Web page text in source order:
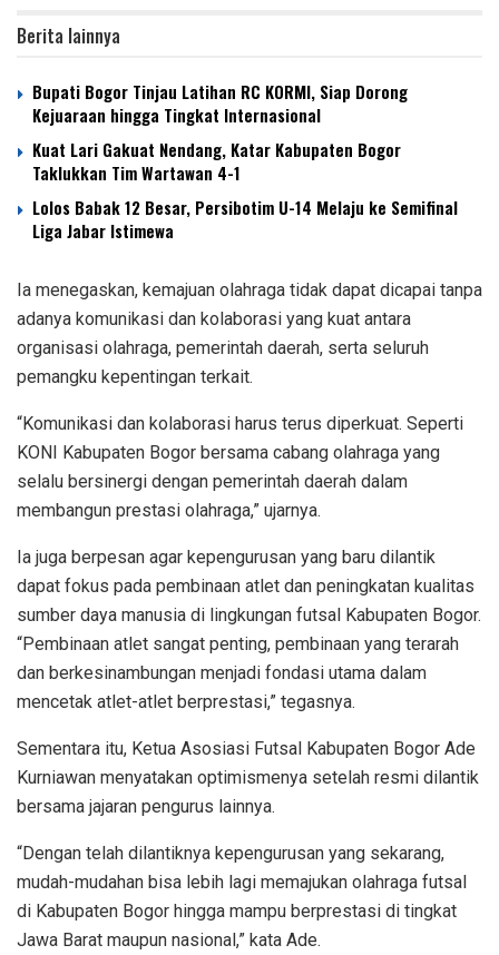
Berita lainnya
‎Bupati Bogor Tinjau Latihan RC KORMI, Siap Dorong
Kejuaraan hingga Tingkat Internasional
‎Kuat Lari Gakuat Nendang, Katar Kabupaten Bogor
Taklukkan Tim Wartawan 4-1
Lolos Babak 12 Besar, Persibotim U-14 Melaju ke Semifinal
Liga Jabar Istimewa
Ia menegaskan, kemajuan olahraga tidak dapat dicapai tanpa
adanya komunikasi dan kolaborasi yang kuat antara
organisasi olahraga, pemerintah daerah, serta seluruh
pemangku kepentingan terkait.
“Komunikasi dan kolaborasi harus terus diperkuat. Seperti
KONI Kabupaten Bogor bersama cabang olahraga yang
selalu bersinergi dengan pemerintah daerah dalam
membangun prestasi olahraga,” ujarnya.
Ia juga berpesan agar kepengurusan yang baru dilantik
dapat fokus pada pembinaan atlet dan peningkatan kualitas
sumber daya manusia di lingkungan futsal Kabupaten Bogor.
“Pembinaan atlet sangat penting, pembinaan yang terarah
dan berkesinambungan menjadi fondasi utama dalam
mencetak atlet-atlet berprestasi,” tegasnya.
Sementara itu, Ketua Asosiasi Futsal Kabupaten Bogor Ade
Kurniawan menyatakan optimismenya setelah resmi dilantik
bersama jajaran pengurus lainnya.
“Dengan telah dilantiknya kepengurusan yang sekarang,
mudah-mudahan bisa lebih lagi memajukan olahraga futsal
di Kabupaten Bogor hingga mampu berprestasi di tingkat
Jawa Barat maupun nasional,” kata Ade.